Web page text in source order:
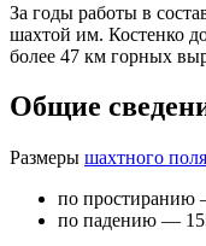
За годы работы в
шахтой им. Костенко
более 47 км горных
Общие
Размеры шахтного поля
по простиранию
по падению —